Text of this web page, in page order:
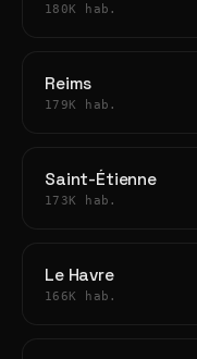
180K hab.
Reims
179K hab.
Saint-Étienne
173K hab.
Le Havre
166K hab.